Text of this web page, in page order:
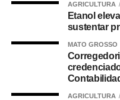
vagas e formação de
níveis médio e superior,
Durante a visita,
confiança depositada no
AGRICULTURA
Etanol
sustentar
MATO GROSSO
AGRICULTURA